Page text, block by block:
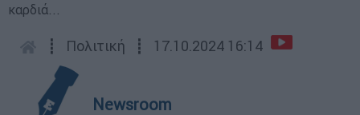
καρδιά...
┋ Πολιτική ┋ 17.10.2024 16:14
Newsroom